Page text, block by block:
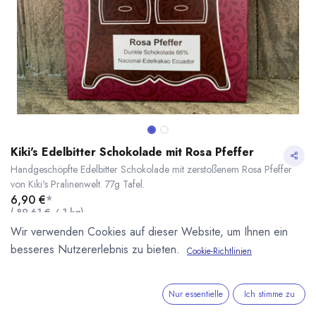
Kiki's Edelbitter Schokolade mit Rosa Pfeffer
Handgeschöpfte Edelbitter Schokolade mit zerstoßenem Rosa Pfeffer
von Kiki's Pralinenwelt. 77g Tafel.
6,90 €*
( 89,61 € / 1 kg)
* inkl. MwST. zzgl. Versandkosten
Lieferzeit: sofort lieferbar
Wir verwenden Cookies auf dieser Website, um Ihnen ein
besseres Nutzererlebnis zu bieten.
Cookie-Richtlinien
Nur essentielle Ich stimme zu